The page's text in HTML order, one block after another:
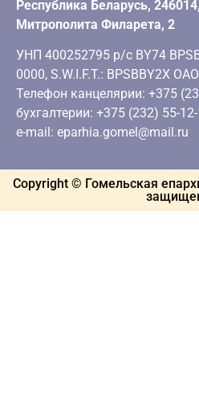
Республика Беларусь,
Митрополита Филарета, 2
УНП 400252795 р/с BY74
0000, S.W.I.F.T.: BPSBBY2X
Телефон канцелярии: +375
бухгалтерии: +375 (232) 55-
e-mail: eparhia.gomel@mail.ru
Copyright © Гомельская